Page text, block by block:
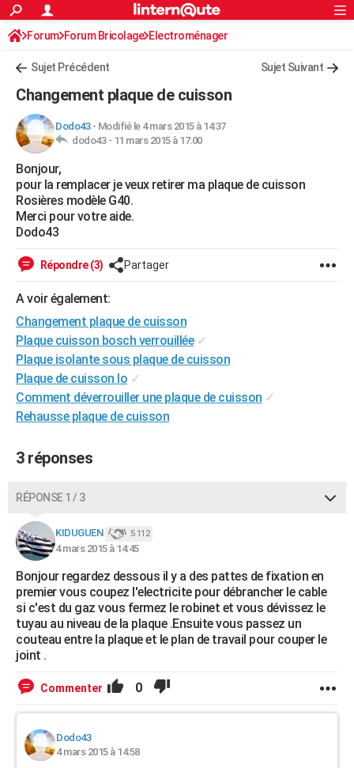
ACTUALITÉS
Politique
Société
Faits Divers
Education
Monde
Villes
+
FINANCE
Retraite
Impôts
Epargne
Immobilier
Risques naturels par ville
Banque
Assurance
Crédit
AUTO
Essais
Réserver un essai
Citadines
Berlines
SUV
Forum auto
+HIGH-TECH
Mobiles
Meilleur smartphone
Internet
Ordinateurs
Jeux vidéo
Guide high-tech
+BRICOLAGE
Forum
Aménagement intérieur
Extérieur
Cuisine
Salle de bains
Jardinage
Rangement
Guides de France
Escapades
Patrimoine
Expositions
Musées
Week-end nature
Art de vivre
Bien-être
Loisirs
Mode
Modes de vie
Alimentation
Guide de la santé
Maladies
Médicaments
Sommeil
VOYAGE
Destinations
City break
Voyage nature
Voyage de noces
Forum
PHOTO
GUIDES D'ACHAT
CARTE DE VOEUX
Carte de Noël
Carte Bonne année
Carte Saint-Valentin
Carte Pâques
Carte d'anniversaire
DICTIONNAIRE
Dictionnaire
Biographies
Citations
Expressions
Proverbes
PROGRAMME TV
S'inscrire
Se connecter
Lycées
Collèges
Primaires
Universités
Entreprises
Service militaire
Avis de recherche
AVIS DE DÉCÈS
FORUM
Bricolage
Lifestyle
Culture
Sport
Auto
Television
Voyage
Cinema
S'inscrire
Connexion
Forum Forum Bricolage Electroménager
Sujet Précédent Sujet Suivant
Changement plaque de cuisson
Dodo43- Modifié le 4 mars 2015 à 14:37
dodo43 - 11 mars 2015 à 17:00
Bonjour,
pour la remplacer je veux retirer ma plaque de cuisson
Rosières modèle G40.
Merci pour votre aide.
Dodo43
Répondre (3) Partager
A voir également:
Changement plaque de cuisson
Plaque cuisson bosch verrouillée ✓
Plaque isolante sous plaque de cuisson
Plaque de cuisson lo ✓
Comment déverrouiller une plaque de cuisson ✓
Rehausse plaque de cuisson
3 réponses
RÉPONSE 1 / 3
KIDUGUEN 5 112
4 mars 2015 à 14:45
Bonjour regardez dessous il y a des pattes de fixation en
premier vous coupez l'electricite pour débrancher le cable
si c'est du gaz vous fermez le robinet et vous dévissez le
tuyau au niveau de la plaque .Ensuite vous passez un
couteau entre la plaque et le plan de travail pour couper le
joint .
Commenter 0
Dodo43
4 mars 2015 à 14:58